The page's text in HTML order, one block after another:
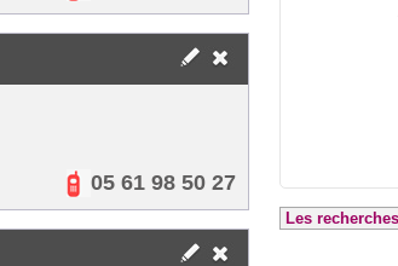
05 61 98 50 27